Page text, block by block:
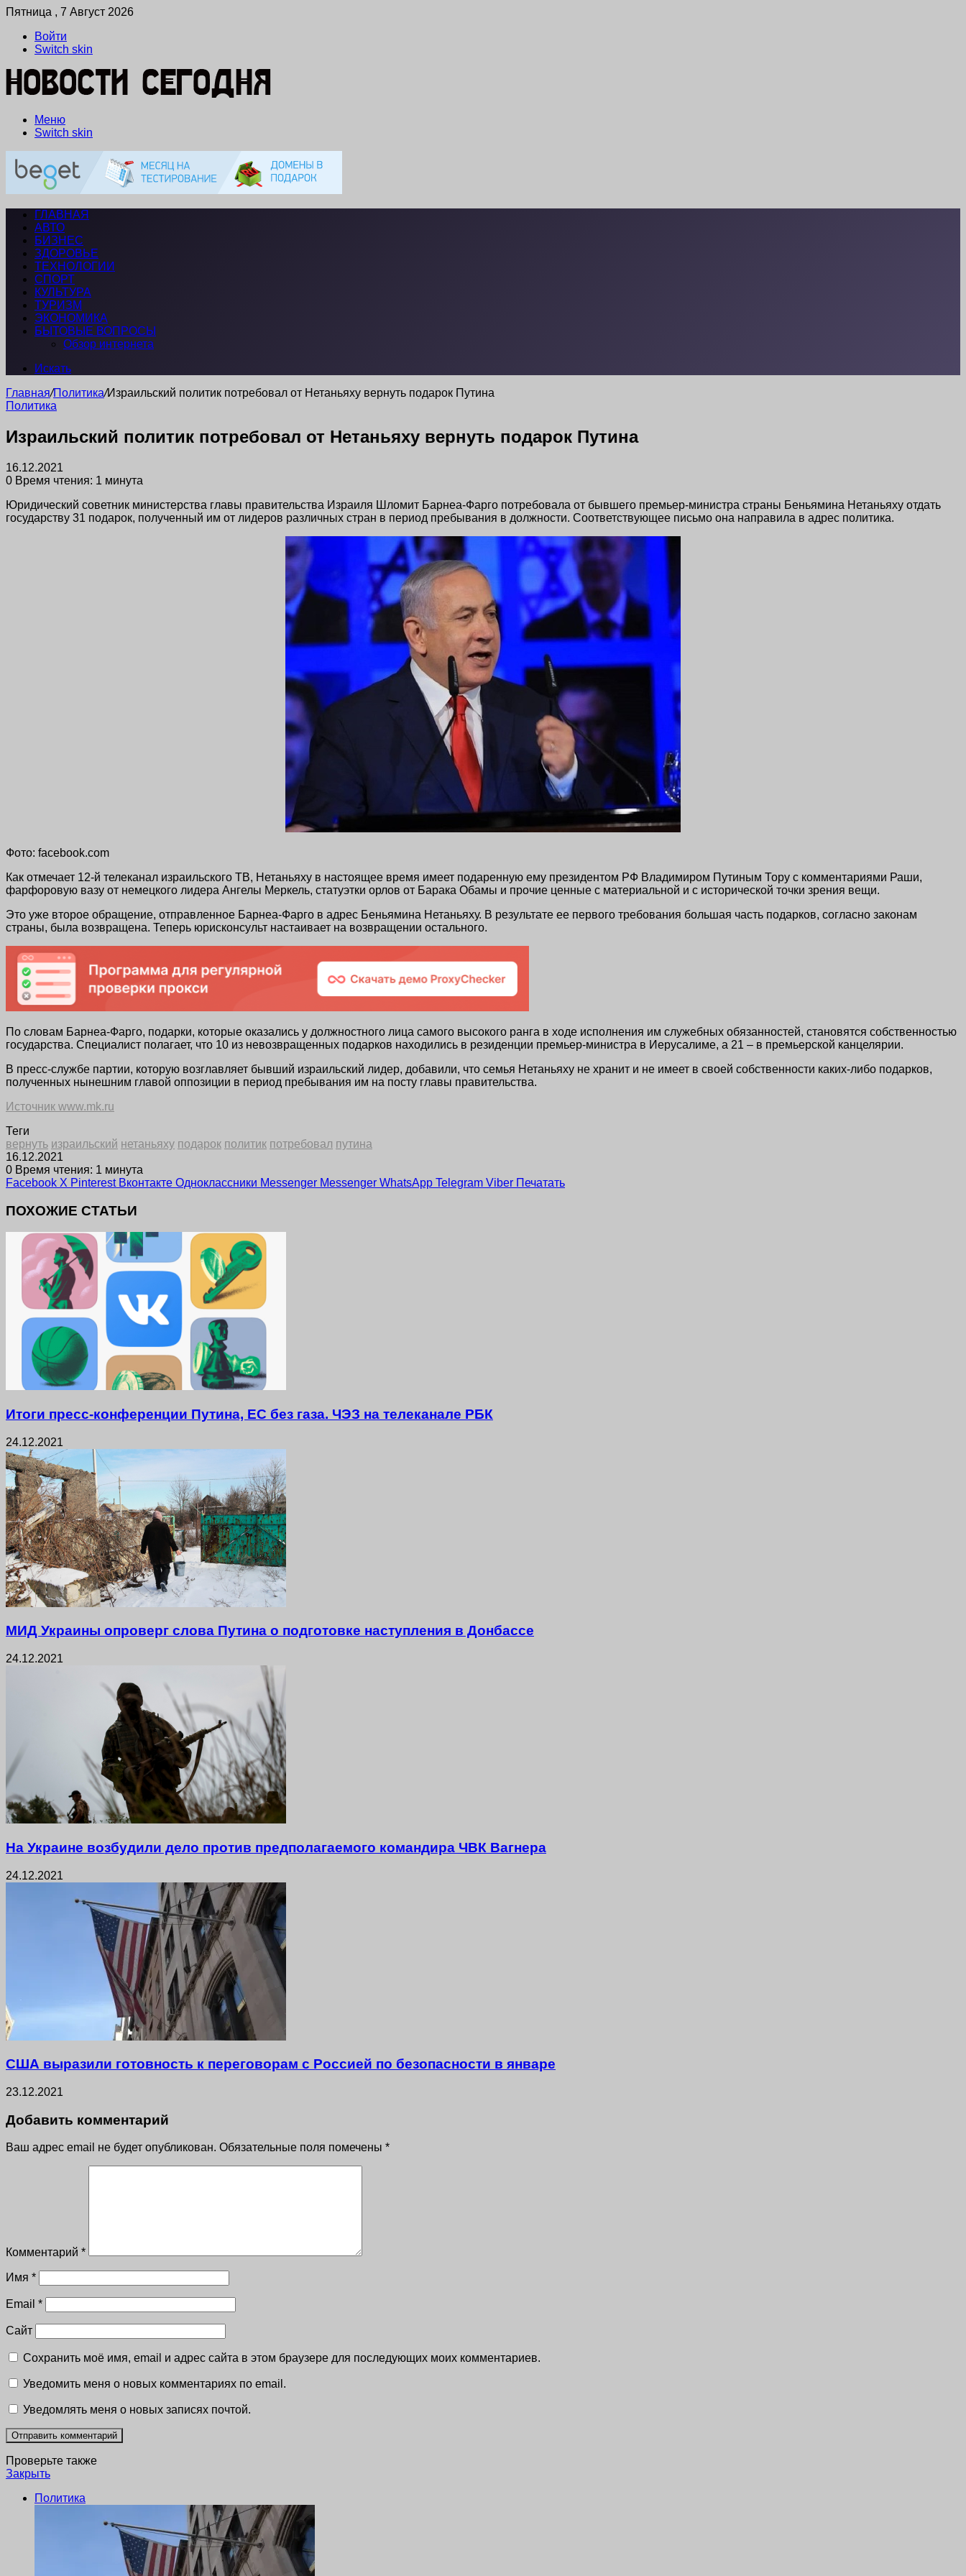
Пятница , 7 Август 2026
Войти
Switch skin
Меню
Switch skin
ГЛАВНАЯ
АВТО
БИЗНЕС
ЗДОРОВЬЕ
ТЕХНОЛОГИИ
СПОРТ
КУЛЬТУРА
ТУРИЗМ
ЭКОНОМИКА
БЫТОВЫЕ ВОПРОСЫ
Обзор интернета
Искать
Главная/Политика/Израильский политик потребовал от Нетаньяху вернуть подарок Путина
Политика
Израильский политик потребовал от Нетаньяху вернуть подарок Путина
16.12.2021
0 Время чтения: 1 минута
Юридический советник министерства главы правительства Израиля Шломит Барнеа-Фарго потребовала от бывшего премьер-министра страны Беньямина Нетаньяху отдать
государству 31 подарок, полученный им от лидеров различных стран в период пребывания в должности. Соответствующее письмо она направила в адрес политика.
Фото: facebook.com
Как отмечает 12-й телеканал израильского ТВ, Нетаньяху в настоящее время имеет подаренную ему президентом РФ Владимиром Путиным Тору с комментариями Раши,
фарфоровую вазу от немецкого лидера Ангелы Меркель, статуэтки орлов от Барака Обамы и прочие ценные с материальной и с исторической точки зрения вещи.
Это уже второе обращение, отправленное Барнеа-Фарго в адрес Беньямина Нетаньяху. В результате ее первого требования большая часть подарков, согласно законам
страны, была возвращена. Теперь юрисконсульт настаивает на возвращении остального.
По словам Барнеа-Фарго, подарки, которые оказались у должностного лица самого высокого ранга в ходе исполнения им служебных обязанностей, становятся собственностью
государства. Специалист полагает, что 10 из невозвращенных подарков находились в резиденции премьер-министра в Иерусалиме, а 21 – в премьерской канцелярии.
В пресс-службе партии, которую возглавляет бывший израильский лидер, добавили, что семья Нетаньяху не хранит и не имеет в своей собственности каких-либо подарков,
полученных нынешним главой оппозиции в период пребывания им на посту главы правительства.
Источник www.mk.ru
Теги
вернуть израильский нетаньяху подарок политик потребовал путина
16.12.2021
0 Время чтения: 1 минута
Facebook X Pinterest Вконтакте Одноклассники Messenger Messenger WhatsApp Telegram Viber Печатать
ПОХОЖИЕ СТАТЬИ
Итоги пресс-конференции Путина, ЕС без газа. ЧЭЗ на телеканале РБК
24.12.2021
МИД Украины опроверг слова Путина о подготовке наступления в Донбассе
24.12.2021
На Украине возбудили дело против предполагаемого командира ЧВК Вагнера
24.12.2021
США выразили готовность к переговорам с Россией по безопасности в январе
23.12.2021
Добавить комментарий
Ваш адрес email не будет опубликован. Обязательные поля помечены *
Комментарий *
Имя *
Email *
Сайт
Сохранить моё имя, email и адрес сайта в этом браузере для последующих моих комментариев.
Уведомить меня о новых комментариях по email.
Уведомлять меня о новых записях почтой.
Проверьте также
Закрыть
Политика